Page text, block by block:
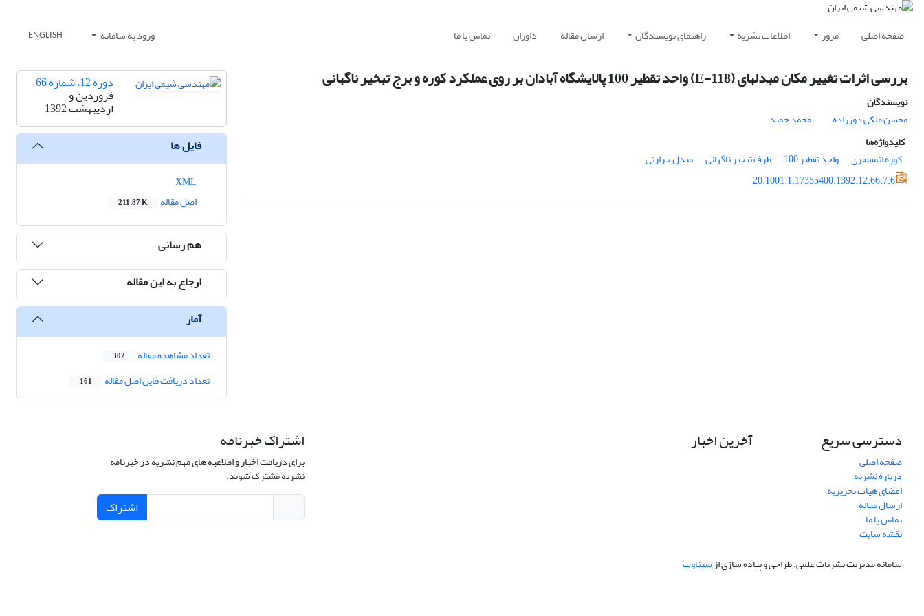
صفحه اصلی مرور اطلاعات نشریه راهنمای نویسندگان ارسال مقاله داوران تماس با ما ورود به سامانه ENGLISH
بررسی اثرات تغییر مکان مبدلهای (E-118) واحد تقطیر 100 پالایشگاه آبادان بر روی عملکرد کوره و برج تبخیر ناگهانی
نویسندگان
محسن ملکی دوززاده
محمد حمید
کلیدواژه‌ها
کوره اتمسفری
واحد تقطیر 100 ظرف تبخیر ناگهانی
مبدل حرارتی
20.1001.1.17355400.1392.12.66.7.6
دوره 12، شماره 66
فروردین و
اردیبهشت 1392
فایل ها
اصل مقاله
211.87 K
هم رسانی
ارجاع به این مقاله
آمار
تعداد مشاهده مقاله 302
تعداد دریافت فایل اصل مقاله 161
دسترسی سریع
صفحه اصلی
درباره نشریه
اعضای هیات تحریریه
ارسال مقاله
تماس با ما
نقشه سایت
آخرین اخبار اشتراک خبرنامه
برای دریافت اخبار و اطلاعیه های مهم نشریه در خبرنامه
نشریه مشترک شوید.
اشتراک
سامانه مدیریت نشریات علمی.طراحی و پیاده سازی ازسیناوب